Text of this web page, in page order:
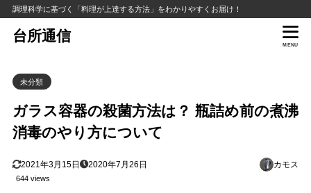
調理科学に基づく「料理が上達する方法」をわかりやすくお届け！
台所通信
MENU
未分類
ガラス容器の殺菌方法は？ 瓶詰め前の煮沸
消毒のやり方について
2021年3月15日 2020年7月26日 カモス
644 views